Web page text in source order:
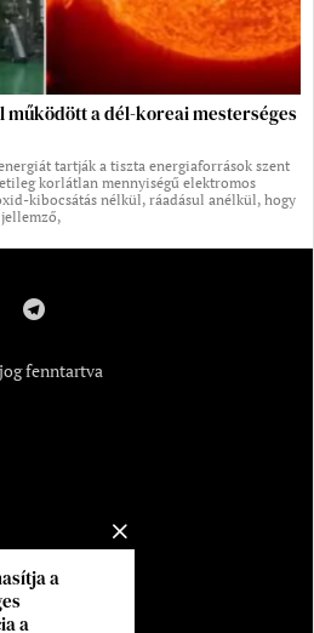
működött a dél-koreai mesterséges
tartják a tiszta energiaforrások szent
korlátlan mennyiségű elektromos
kibocsátás nélkül, ráadásul anélkül, hogy
fenntartva
a
a